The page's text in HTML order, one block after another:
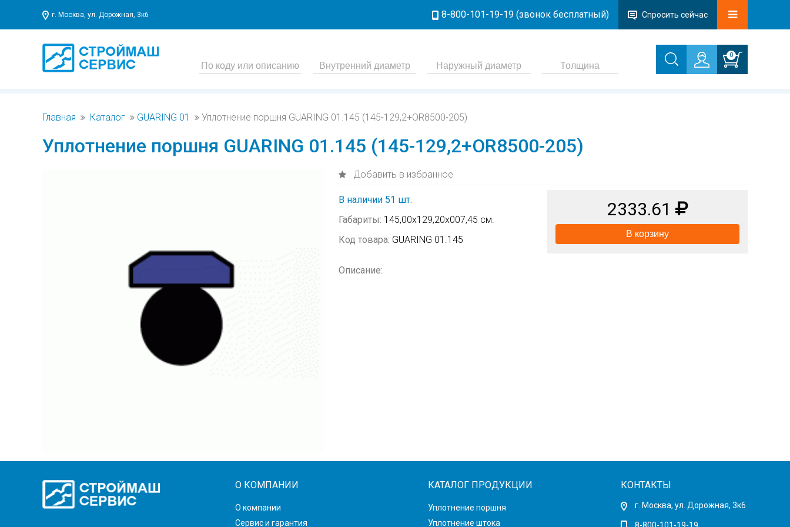
г. Москва, ул. Дорожная, 3к6 8-800-101-19-19 (звонок бесплатный) Спросить сейчас
0
Главная Каталог GUARING 01 Уплотнение поршня GUARING 01.145 (145-129,2+OR8500-205)
Уплотнение поршня GUARING 01.145 (145-129,2+OR8500-205)
Добавить в избранное
В наличии 51 шт.
Габариты: 145,00х129,20х007,45 см.
Код товара: GUARING 01.145
2333.61
В корзину
Описание:
О КОМПАНИИ
О компании
Сервис и гарантия
КАТАЛОГ ПРОДУКЦИИ
Уплотнение поршня
Уплотнение штока
КОНТАКТЫ
г. Москва, ул. Дорожная, 3к6